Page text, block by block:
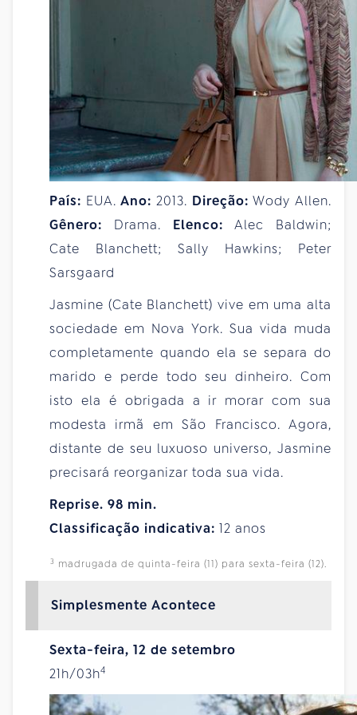
País: EUA.Ano:2013. Direção:Wody Allen.
Gênero: Drama. Elenco:Alec Baldwin;
Cate Blanchett; Sally Hawkins; Peter
Sarsgaard
Jasmine (Cate Blanchett) vive em uma alta
sociedade em Nova York. Sua vida muda
completamente quando ela se separa do
marido e perde todo seu dinheiro. Com
isto ela é obrigada a ir morar com sua
modesta irmã em São Francisco. Agora,
distante de seu luxuoso universo, Jasmine
precisará reorganizar toda sua vida.
Reprise. 98 min.
Classificação indicativa: 12 anos
3 madrugada de quinta-feira (11) para sexta-feira (12).
Simplesmente Acontece
Sexta-feira, 12 de setembro
21h/03h4